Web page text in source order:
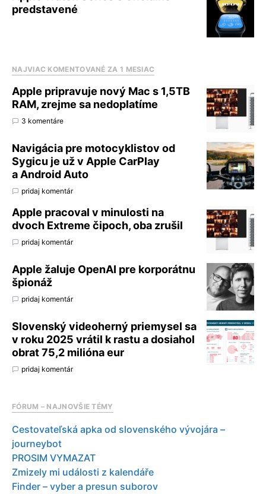
predstavené
NAJVIAC KOMENTOVANÉ ZA 1 MESIAC
Apple pripravuje nový Mac s 1,5TB
RAM, zrejme sa nedoplatíme
3 komentáre
Navigácia pre motocyklistov od
Sygicu je už v Apple CarPlay
a Android Auto
pridaj komentár
Apple pracoval v minulosti na
dvoch Extreme čipoch, oba zrušil
pridaj komentár
Apple žaluje OpenAI pre korporátnu
špionáž
pridaj komentár
Slovenský videoherný priemysel sa
v roku 2025 vrátil k rastu a dosiahol
obrat 75,2 milióna eur
pridaj komentár
FÓRUM – NAJNOVŠIE TÉMY
Cestovateľská apka od slovenského vývojára –
journeybot
PROSIM VYMAZAT
Zmizely mi události z kalendáře
Finder – vyber a presun suborov